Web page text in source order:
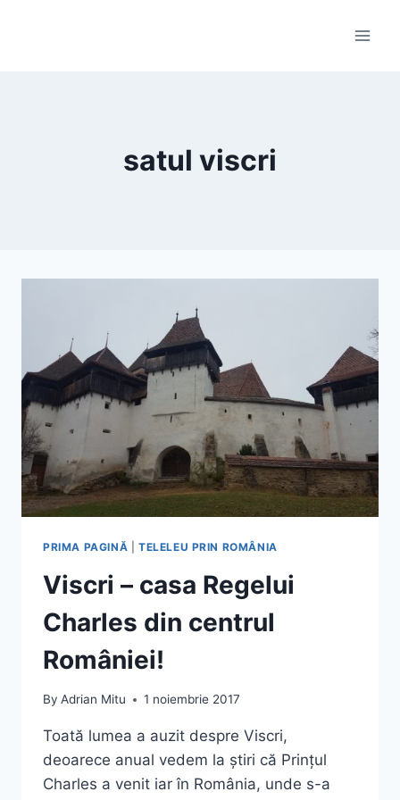
satul viscri
PRIMA PAGINĂ TELELEU PRIN ROMÂNIA
Viscri – casa Regelui
Charles din centrul
României!
By Adrian Mitu 1 noiembrie 2017
Toată lumea a auzit despre Viscri,
deoarece anual vedem la știri că Prințul
Charles a venit iar în România, unde s-a